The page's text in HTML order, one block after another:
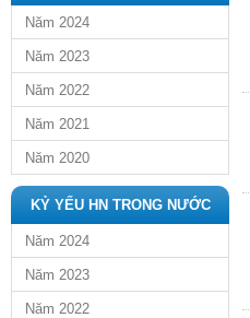
Năm 2024
Năm 2023
Năm 2022
Năm 2021
Năm 2020
KỶ YẾU HN TRONG NƯỚC
Năm 2024
Năm 2023
Năm 2022